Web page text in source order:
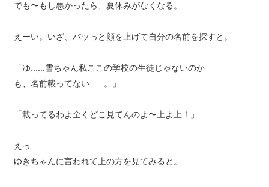
でも〜もし悪かったら、夏休みがなくなる。
えーい。いざ、バッっと顔を上げて自分の名前を探すと。
「ゆ......雪ちゃん私ここの学校の生徒じゃないのか
も、名前載ってない......。」
「載ってるわよ全くどこ見てんのよ〜上よ上！」
えっ
ゆきちゃんに言われて上の方を見てみると。